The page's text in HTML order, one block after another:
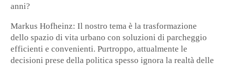
anni?
Markus Hofheinz: Il nostro tema è la trasformazione
dello spazio di vita urbano con soluzioni di parcheggio
efficienti e convenienti. Purtroppo, attualmente le
decisioni prese della politica spesso ignora la realtà delle